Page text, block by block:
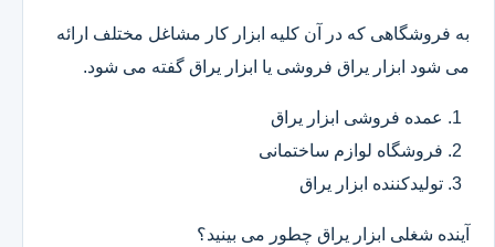
به فروشگاهی که در آن کلیه ابزار کار مشاغل مختلف ارائه
می شود ابزار یراق فروشی یا ابزار یراق گفته می شود.
عمده فروشی ابزار یراق
فروشگاه لوازم ساختمانی
تولیدکننده ابزار یراق
آینده شغلی ابزار یراق چطور می بینید؟